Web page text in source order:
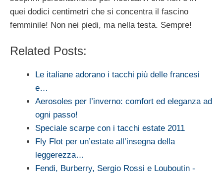
quei dodici centimetri che si concentra il fascino
femminile! Non nei piedi, ma nella testa. Sempre!
Related Posts:
Le italiane adorano i tacchi più delle francesi
e…
Aerosoles per l’inverno: comfort ed eleganza ad
ogni passo!
Speciale scarpe con i tacchi estate 2011
Fly Flot per un’estate all’insegna della
leggerezza…
Fendi, Burberry, Sergio Rossi e Louboutin -